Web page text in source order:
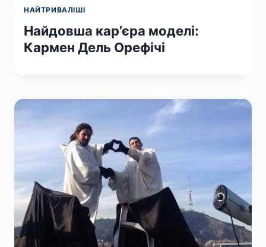
НАЙТРИВАЛІШІ
Найдовша кар’єра моделі:
Кармен Дель Орефічі